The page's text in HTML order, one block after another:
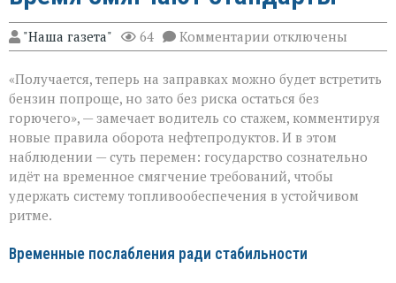
"Наша газета" 64 Комментарии к
записи
баланс:
зачем
время
смягчают
стандарты
отключены
«Получается, теперь на заправках можно будет встретить
бензин попроще, но зато без риска остаться без
горючего», — замечает водитель со стажем, комментируя
новые правила оборота нефтепродуктов. И в этом
наблюдении — суть перемен: государство сознательно
идёт на временное смягчение требований, чтобы
удержать систему топливообеспечения в устойчивом
ритме.
Временные послабления ради стабильности